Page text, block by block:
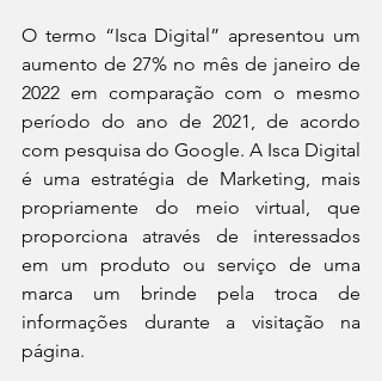
O termo “Isca Digital” apresentou um
aumento de 27% no mês de janeiro de
2022 em comparação com o mesmo
período do ano de 2021, de acordo
com pesquisa do Google. A Isca Digital
é uma estratégia de Marketing, mais
propriamente do meio virtual, que
proporciona através de interessados
em um produto ou serviço de uma
marca um brinde pela troca de
informações durante a visitação na
página.